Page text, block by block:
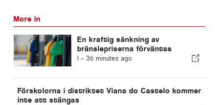
More in
En kraftig sänkning av
bränslepriserna förväntas
I - 36 minutes ago
Förskolorna i distriktet Viana do Castelo kommer
inte att stängas